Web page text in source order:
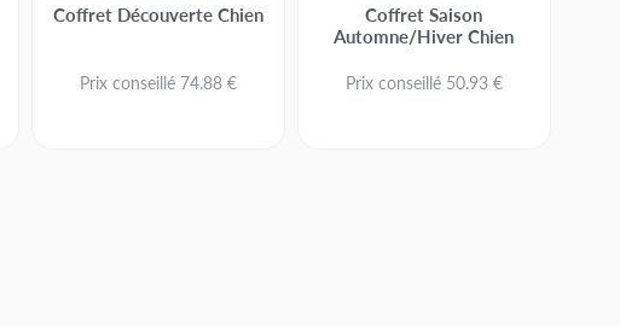
Coffret Découverte Chien
Prix conseillé 74.88 €
Coffret Saison
Automne/Hiver Chien
Prix conseillé 50.93 €